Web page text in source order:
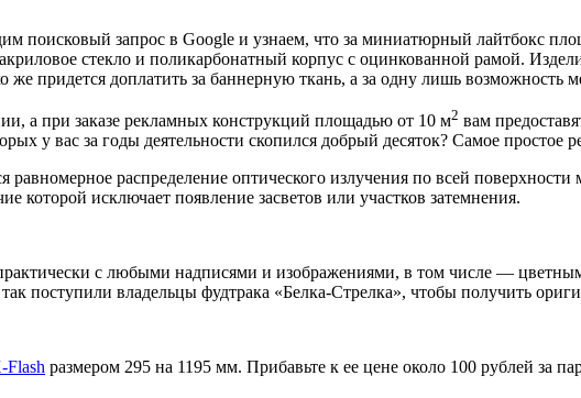
поисковый запрос в Google и узнаем, что за миниатюрный лайтбокс
стекло и поликарбонатный корпус с оцинкованной рамой.
же придется доплатить за баннерную ткань, а за одну лишь
а при заказе рекламных конструкций площадью от 10 м2 вам
у вас за годы деятельности скопился добрый десяток? Самое простое
распределение оптического излучения по всей поверхности
которой исключает появление засветов или участков затемнения.
с любыми надписями и изображениями, в том числе —
поступили владельцы фудтрака «Белка-Стрелка», чтобы получить
Flash размером 295 на 1195 мм. Прибавьте к ее цене около 100 рублей за